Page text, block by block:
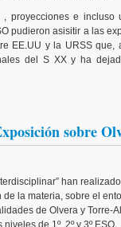
proyecciones e incluso
pudieron asisitir a las
EE.UU y la URSS que,
del S XX y ha
sobre
han
la materia, sobre el
de Olvera y Torre-
de 1º, 2º y 3º ESO.